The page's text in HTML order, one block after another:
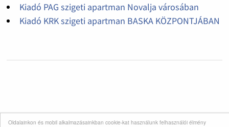
Oldalainkon és mobil alkalmazásainkban cookie-kat használunk felhasználói élmény
Kiadó PAG szigeti apartman Novalja városában
Kiadó KRK szigeti apartman BASKA KÖZPONTJÁBAN